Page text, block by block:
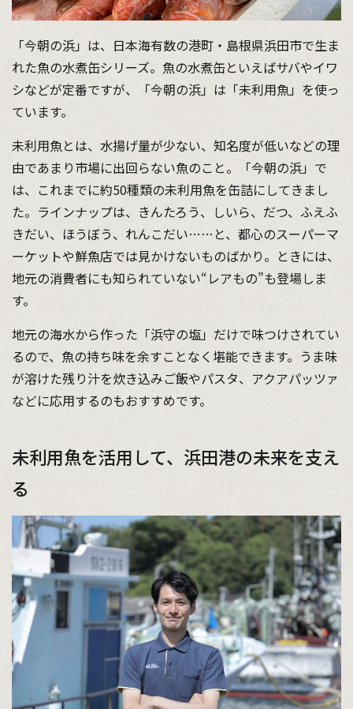
「今朝の浜」は、日本海有数の港町・島根県浜田市で生ま
れた魚の水煮缶シリーズ。魚の水煮缶といえばサバやイワ
シなどが定番ですが、「今朝の浜」は「未利用魚」を使っ
ています。
未利用魚とは、水揚げ量が少ない、知名度が低いなどの理
由であまり市場に出回らない魚のこと。「今朝の浜」で
は、これまでに約50種類の未利用魚を缶詰にしてきまし
た。ラインナップは、きんたろう、しいら、だつ、ふえふ
きだい、ほうぼう、れんこだい……と、都心のスーパーマ
ーケットや鮮魚店では見かけないものばかり。ときには、
地元の消費者にも知られていない“レアもの”も登場しま
す。
地元の海水から作った「浜守の塩」だけで味つけされてい
るので、魚の持ち味を余すことなく堪能できます。うま味
が溶けた残り汁を炊き込みご飯やパスタ、アクアパッツァ
などに応用するのもおすすめです。
未利用魚を活用して、浜田港の未来を支え
る